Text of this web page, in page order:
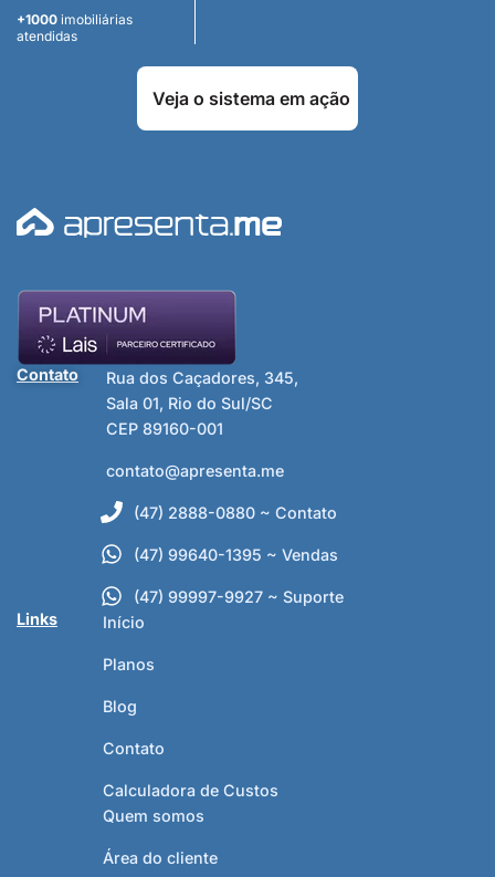
+1000 imobiliárias
atendidas
Veja o sistema em ação
Contato
Rua dos Caçadores, 345,
Sala 01, Rio do Sul/SC
CEP 89160-001
contato@apresenta.me
(47) 2888-0880 ~ Contato
(47) 99640-1395 ~ Vendas
(47) 99997-9927 ~ Suporte
Links
Início
Planos
Blog
Contato
Calculadora de Custos
Quem somos
Área do cliente